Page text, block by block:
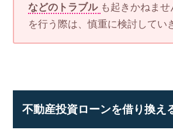
などのトラブル も起きかねませ
を行う際は、慎重に検討してい
不動産投資ローンを借り換え